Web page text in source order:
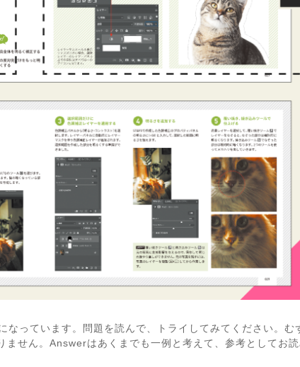
っています。問題を読んで、トライしてみてください。む
せん。Answerはあくまでも一例と考えて、参考としてお読